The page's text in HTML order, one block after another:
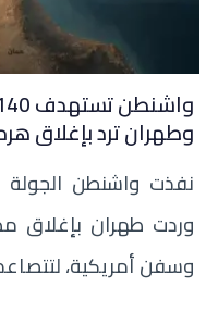
وطهران ترد بإغلاق
نفذت واشنطن الجولة
وردت طهران بإغلاق
وسفن أمريكية،